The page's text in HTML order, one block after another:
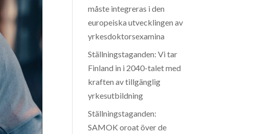
måste integreras i den
europeiska utvecklingen av
yrkesdoktorsexamina
Ställningstaganden: Vi tar
Finland in i 2040-talet med
kraften av tillgänglig
yrkesutbildning
Ställningstaganden:
SAMOK oroat över de